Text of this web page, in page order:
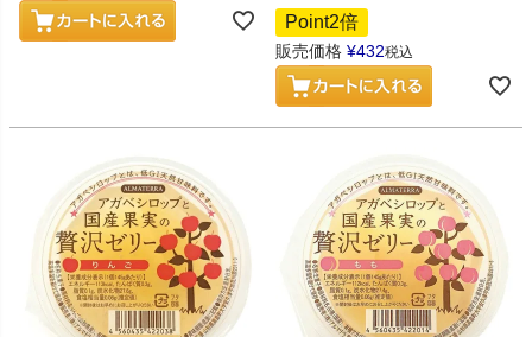
Point2倍
販売価格 ¥432税込